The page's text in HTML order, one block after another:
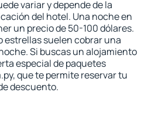
variar y depende de la
del hotel. Una noche en
un precio de 50-100 dólares.
estrellas suelen cobrar una
Si buscas un alojamiento
especial de paquetes
que te permite reservar tu
descuento.